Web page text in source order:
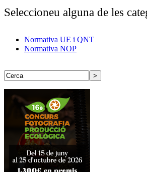
Seleccioneu alguna de les
Normativa UE i QNT
Normativa NOP